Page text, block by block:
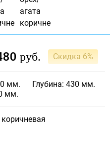
руб. Скидка 6%
мм.
Глубина: 430 мм.
мм.